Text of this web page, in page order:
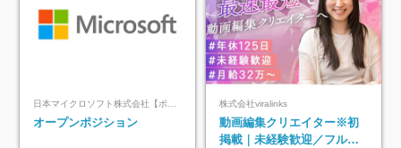
オープンポジション
株式会社viralinks
動画編集クリエイター※初
掲載｜未経験歓迎／フルリ